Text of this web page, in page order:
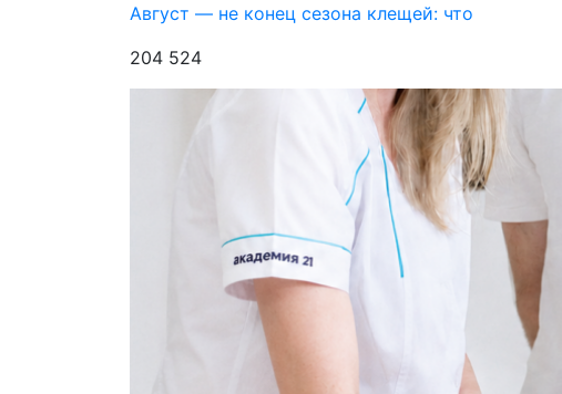
Август — не конец сезона клещей: что
204 524